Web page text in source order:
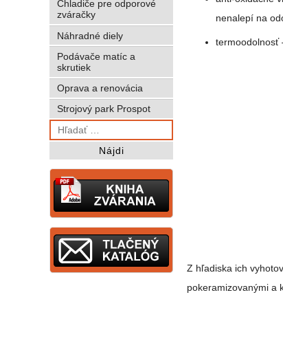
nenalepí na
termoodolnosť
Z hľadiska ich
pokeramizovanými a
Chladiče pre odporové
zváračky
Náhradné diely
Podávače matíc a
skrutiek
Oprava a renovácia
Strojový park Prospot
Hľadať: